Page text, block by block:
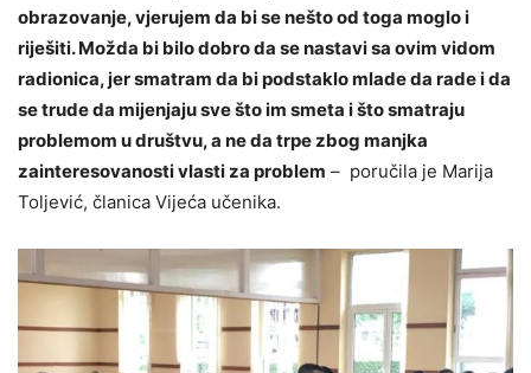
obrazovanje, vjerujem da bi se nešto od toga moglo i
riješiti. Možda bi bilo dobro da se nastavi sa ovim vidom
radionica, jer smatram da bi podstaklo mlade da rade i da
se trude da mijenjaju sve što im smeta i što smatraju
problemom u društvu, a ne da trpe zbog manjka
zainteresovanosti vlasti za problem – poručila je Marija
Toljević, članica Vijeća učenika.